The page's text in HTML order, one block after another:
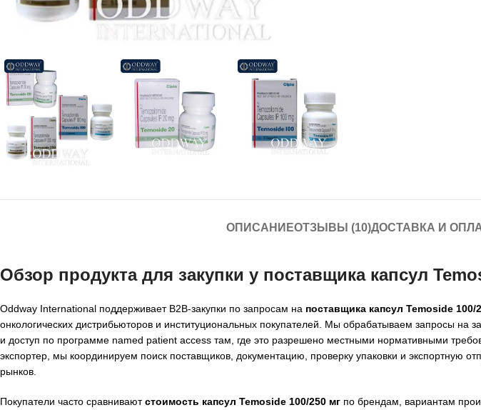
ОПИСАНИЕОТЗЫВЫ (10)ДОСТАВКА И
Обзор продукта для закупки у поставщика капсул
Oddway International поддерживает B2B-закупки по запросам на поставщика капсул Temoside 100/
онкологических дистрибьюторов и институциональных покупателей. Мы обрабатываем запросы на
и доступ по программе named patient access там, где это разрешено местными нормативными
экспортер, мы координируем поиск поставщиков, документацию, проверку упаковки и экспортную
рынков.
Покупатели часто сравниваютстоимость капсул Temoside 100/250 мг по брендам, вариантам